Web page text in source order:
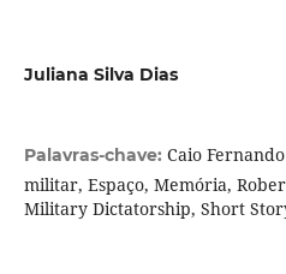
Juliana Silva Dias
Palavras-chave: Caio
militar, Espaço, Memória,
Military Dictatorship, Short